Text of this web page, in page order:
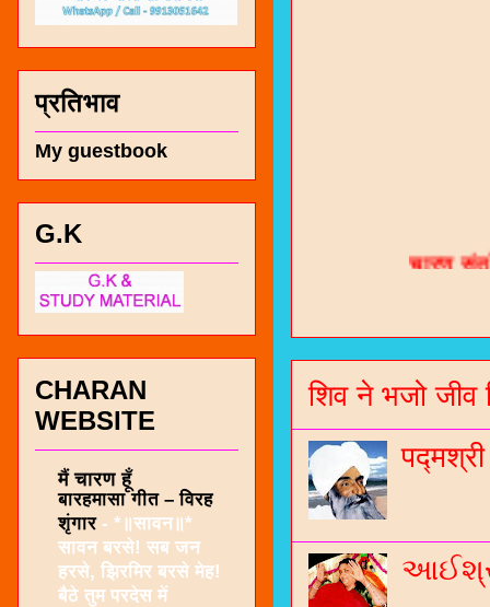
भजन /
नंबर
शिव ने भजो जीव
प्रतिभाव
My guestbook
G.K
CHARAN
WEBSITE
मैं चारण हूँ
बारहमासा गीत – विरह
शृंगार - *॥सावन॥*
सावन बरसे! सब जन
हरसे, झिरमिर बरसे मेह!
बैठे तुम परदेस में